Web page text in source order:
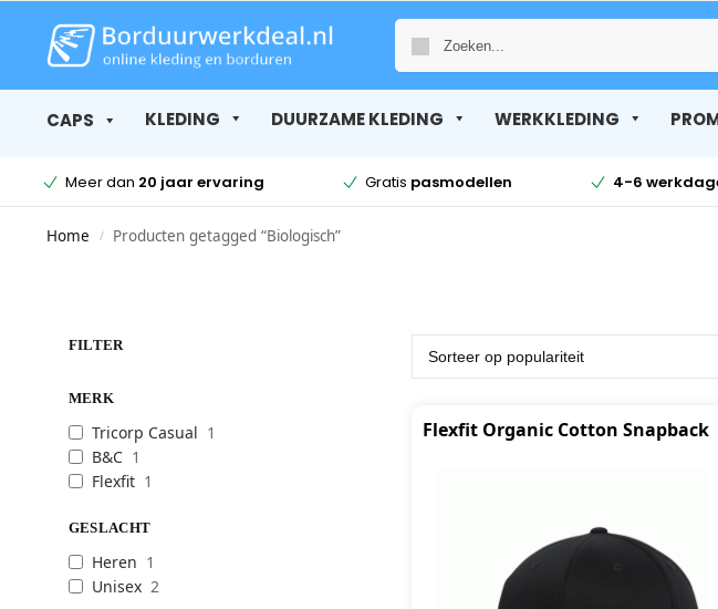
CAPS KLEDING DUURZAME KLEDING WERKKLEDING
Meer dan 20 jaar ervaring Gratis pasmodellen 4-6
Home / Producten getagged “Biologisch”
FILTER
MERK
Tricorp Casual 1
B&C 1
Flexfit 1
GESLACHT
Heren 1
Unisex 2
Flexfit Organic Cotton Snapback